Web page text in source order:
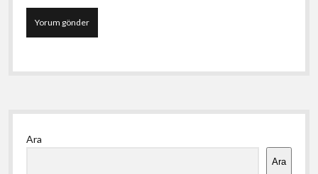
Yan
Menü
Ara
Ara